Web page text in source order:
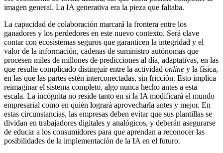
imagen general. La IA generativa era la pieza que faltaba.
La capacidad de colaboración marcará la frontera entre los
ganadores y los perdedores en este nuevo contexto. Será clave
contar con ecosistemas seguros que garanticen la integridad y el
valor de la información, cadenas de suministro autónomas que
procesen miles de millones de predicciones al día, adaptativas, en las
que resulte complicado distinguir entre la actividad online y la física,
en las que las partes estén interconectadas, sin fricción. Esto implica
reimaginar el sistema completo, algo nunca hecho antes a esta
escala. La incógnita no reside tanto en si la IA modificará el mundo
empresarial como en quién logrará aprovecharla antes y mejor. En
estas circunstancias, las empresas deben evitar que sus plantillas se
dividan en trabajadores digitales y analógicos, y deberán asegurarse
de educar a los consumidores para que aprendan a reconocer las
posibilidades de la implementación de la IA en el futuro.